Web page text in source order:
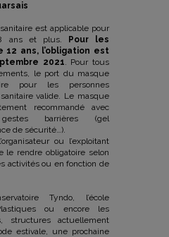
est applicable pour
ans et plus.
Pour les
12 ans, l’obligation est
2021. Pour tous
le port du masque
pour les personnes
valide. Le masque
recommandé avec
barrières (gel
de sécurité…).
ou l’exploitant
le rendre obligatoire selon
activités ou en fonction de
Tyndo, l’école
ou encore les
structures actuellement
estivale, une prochaine